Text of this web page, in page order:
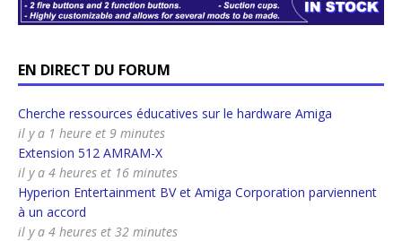
EN DIRECT DU FORUM
Cherche ressources éducatives sur le hardware Amiga
il y a 1 heure et 9 minutes
Extension 512 AMRAM-X
il y a 4 heures et 16 minutes
Hyperion Entertainment BV et Amiga Corporation parviennent
à un accord
il y a 4 heures et 32 minutes